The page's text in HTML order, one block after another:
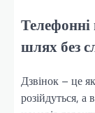
шлях без
Дзвінок – це
розійдуться, а